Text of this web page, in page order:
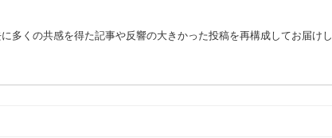
多くの共感を得た記事や反響の大きかった投稿を再構成してお届けし